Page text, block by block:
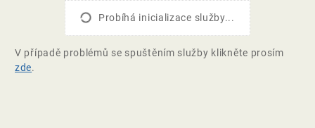
Probíhá inicializace služby...
V případě problémů se spuštěním služby klikněte prosím
zde.